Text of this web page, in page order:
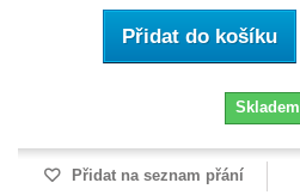
Přidat do košíku
Skladem
Přidat na seznam přání